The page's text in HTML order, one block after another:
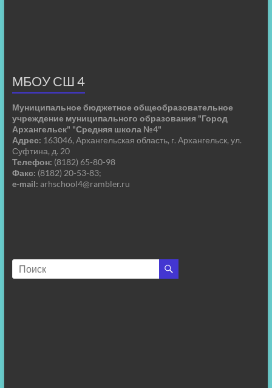
МБОУ СШ 4
Муниципальное бюджетное общеобразовательное
учреждение муниципального образования "Город
Архангельск" "Средняя школа №4"
Адрес: 163046, Архангельская область, г. Архангельск, ул.
Суфтина, д. 20
Телефон: (8182) 65-80-98
Факс: (8182) 20-53-83;
e-mail: arhschool4@rambler.ru